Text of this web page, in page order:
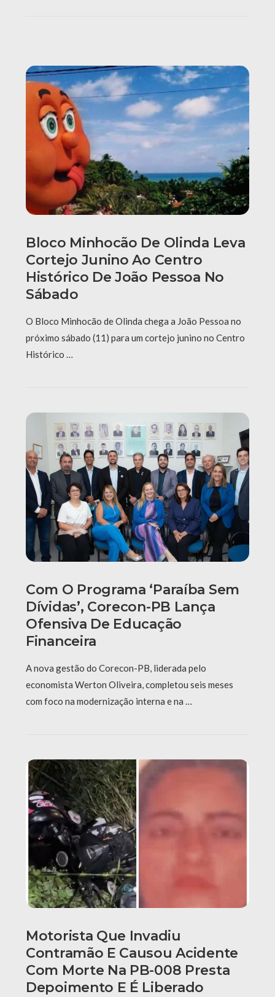
Bloco Minhocão De Olinda Leva
Cortejo Junino Ao Centro
Histórico De João Pessoa No
Sábado
O Bloco Minhocão de Olinda chega a João Pessoa no
próximo sábado (11) para um cortejo junino no Centro
Histórico …
Com O Programa ‘Paraíba Sem
Dívidas’, Corecon-PB Lança
Ofensiva De Educação
Financeira
A nova gestão do Corecon-PB, liderada pelo
economista Werton Oliveira, completou seis meses
com foco na modernização interna e na …
Motorista Que Invadiu
Contramão E Causou Acidente
Com Morte Na PB-008 Presta
Depoimento E É Liberado